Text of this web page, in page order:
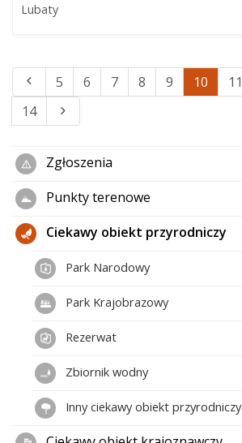
Lubaty
5 6 7 8 9 10 11
14
Zgłoszenia
Punkty terenowe
Ciekawy obiekt przyrodniczy
Park Narodowy
Park Krajobrazowy
Rezerwat
Zbiornik wodny
Inny ciekawy obiekt przyrodniczy